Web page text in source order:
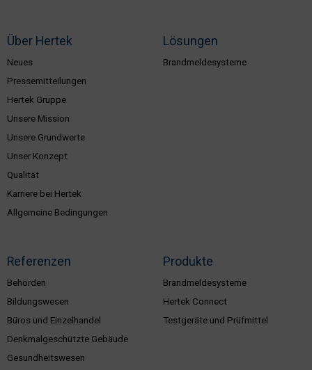
Über Hertek
Neues
Pressemitteilungen
Hertek Gruppe
Unsere Mission
Unsere Grundwerte
Unser Konzept
Qualität
Karriere bei Hertek
Allgemeine Bedingungen
Lösungen
Brandmeldesysteme
Referenzen
Behörden
Bildungswesen
Büros und Einzelhandel
Denkmalgeschützte Gebäude
Gesundheitswesen
Produkte
Brandmeldesysteme
Hertek Connect
Testgeräte und Prüfmittel